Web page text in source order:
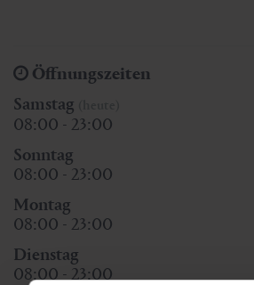
Öffnungszeiten
Samstag
08:00 - 23:00
Sonntag
08:00 - 23:00
Montag
08:00 - 23:00
Dienstag
08:00 - 23:00